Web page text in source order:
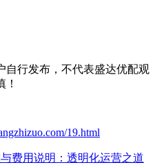
自行发布，不代表盛达优配观
19.html
费用说明：透明化运营之道